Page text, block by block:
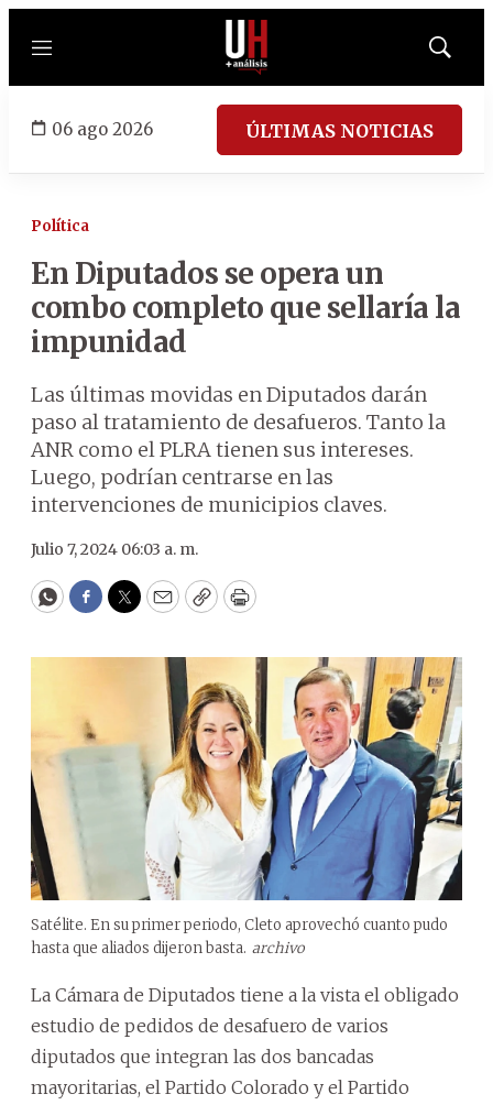
Menú
Mostrar
06 ago 2026 ÚLTIMAS NOTICIAS
Política
En Diputados se opera un
combo completo que sellaría la
impunidad
Las últimas movidas en Diputados darán
paso al tratamiento de desafueros. Tanto la
ANR como el PLRA tienen sus intereses.
Luego, podrían centrarse en las
intervenciones de municipios claves.
Julio 7, 2024 06:03 a. m.
WhatsApp
Facebook
Twitter
EmailCopyPrint
Satélite. En su primer periodo, Cleto aprovechó cuanto pudo
hasta que aliados dijeron basta. archivo
La Cámara de Diputados tiene a la vista el obligado
estudio de pedidos de desafuero de varios
diputados que integran las dos bancadas
mayoritarias, el Partido Colorado y el Partido